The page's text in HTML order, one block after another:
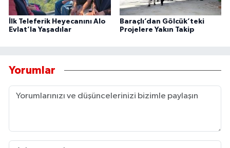
İlk Teleferik Heyecanını Alo
Evlat’la Yaşadılar
Baraçlı’dan Gölcük’teki
Projelere Yakın Takip
Yorumlar